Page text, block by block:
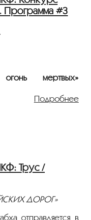
Китай, 18+
оригинала с
Программа #3
огонь мёртвых»
Mary, Where
Подробнее
Трус /
ДОРОГ»
отправляется в